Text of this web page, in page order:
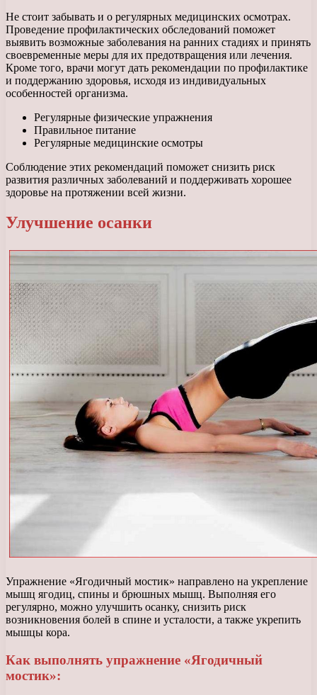
Не стоит забывать и о регулярных медицинских осмотрах.
Проведение профилактических обследований поможет
выявить возможные заболевания на ранних стадиях и принять
своевременные меры для их предотвращения или лечения.
Кроме того, врачи могут дать рекомендации по профилактике
и поддержанию здоровья, исходя из индивидуальных
особенностей организма.
Регулярные физические упражнения
Правильное питание
Регулярные медицинские осмотры
Соблюдение этих рекомендаций поможет снизить риск
развития различных заболеваний и поддерживать хорошее
здоровье на протяжении всей жизни.
Улучшение осанки
Упражнение «Ягодичный мостик» направлено на укрепление
мышц ягодиц, спины и брюшных мышц. Выполняя его
регулярно, можно улучшить осанку, снизить риск
возникновения болей в спине и усталости, а также укрепить
мышцы кора.
Как выполнять упражнение «Ягодичный
мостик»: